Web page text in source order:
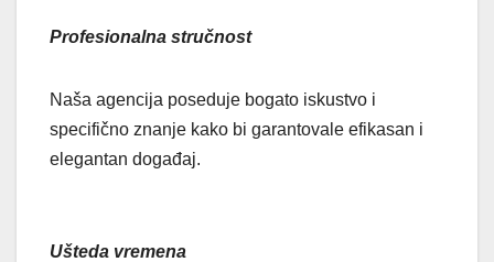
Profesionalna stručnost
Naša agencija poseduje bogato iskustvo i
specifično znanje kako bi garantovale efikasan i
elegantan događaj.
Ušteda vremena